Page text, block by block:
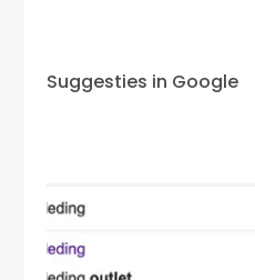
Suggesties in Google